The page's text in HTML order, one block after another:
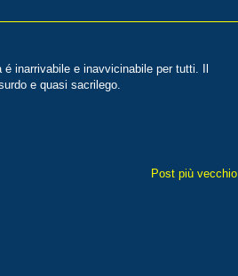
inarrivabile e inavvicinabile per tutti. Il
e quasi sacrilego.
Post più vecchio